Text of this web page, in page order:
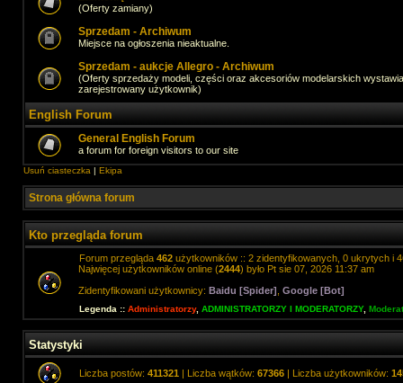
(Oferty zamiany)
Sprzedam - Archiwum
Miejsce na ogłoszenia nieaktualne.
Sprzedam - aukcje Allegro - Archiwum
(Oferty sprzedaży modeli, części oraz akcesoriów modelarskich
zarejestrowany użytkownik)
English Forum
General English Forum
a forum for foreign visitors to our site
Usuń ciasteczka | Ekipa
Strona główna forum
Kto przegląda forum
Forum przegląda 462 użytkowników :: 2 zidentyfikowanych, 0 ukrytych i
Najwięcej użytkowników online (2444) było Pt sie 07, 2026 11:37 am
Zidentyfikowani użytkownicy: Baidu [Spider] Google [Bot]
Legenda :: Administratorzy, ADMINISTRATORZY I MODERATORZY,
Statystyki
Liczba postów: 411321 | Liczba wątków: 67366 | Liczba użytkowników: